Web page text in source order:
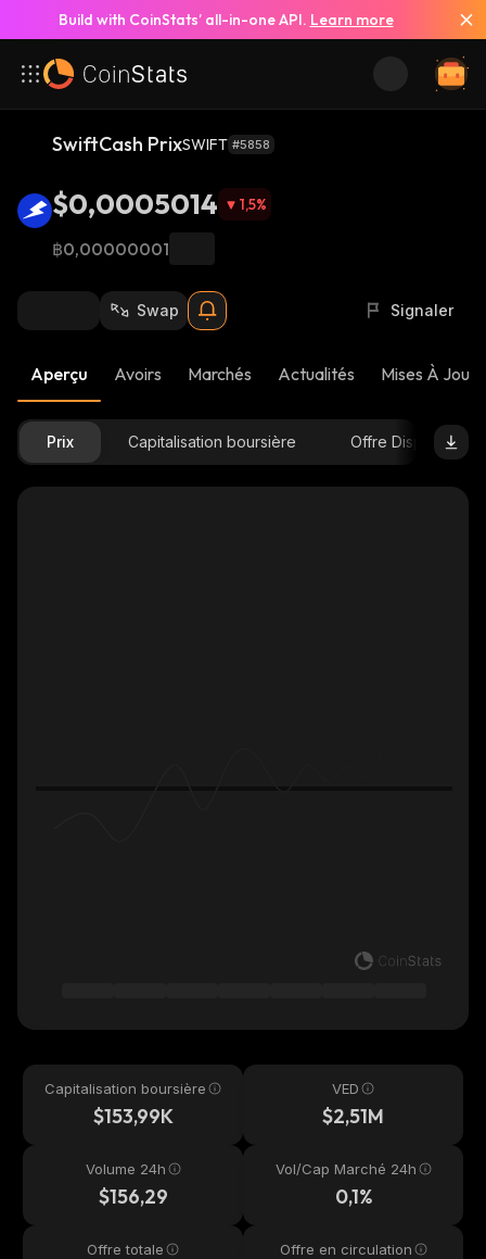
Build with CoinStats’ all-in-one API. Learn more
SwiftCash PrixSWIFT #5858
$0,0005014 1,5%
฿0,00000001
Swap Signaler
Aperçu Avoirs Marchés Actualités Mises À Jour
Prix Capitalisation boursière Offre Disponible
Capitalisation boursière
$153,99K
VED
$2,51M
Volume 24h
$156,29
Vol/Cap Marché 24h
0,1%
Offre totale Offre en circulation